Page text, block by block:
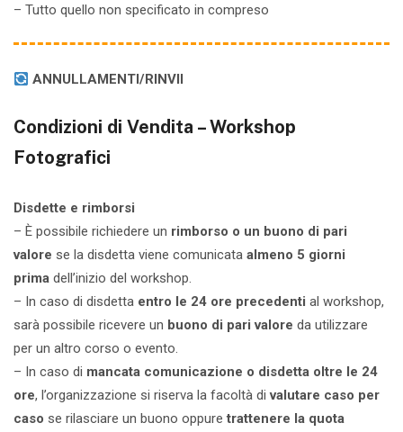
– Tutto quello non specificato in compreso
ANNULLAMENTI/RINVII
Condizioni di Vendita – Workshop
Fotografici
Disdette e rimborsi
– È possibile richiedere un rimborso o un buono di pari
valore se la disdetta viene comunicata almeno 5 giorni
prima dell’inizio del workshop.
– In caso di disdetta entro le 24 ore precedenti al workshop,
sarà possibile ricevere un buono di pari valore da utilizzare
per un altro corso o evento.
– In caso di mancata comunicazione o disdetta oltre le 24
ore, l’organizzazione si riserva la facoltà divalutare caso per
caso se rilasciare un buono oppuretrattenere la quota